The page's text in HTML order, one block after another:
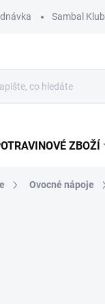
Sambal Klub
ZBOŽÍ
Ovocné nápoje